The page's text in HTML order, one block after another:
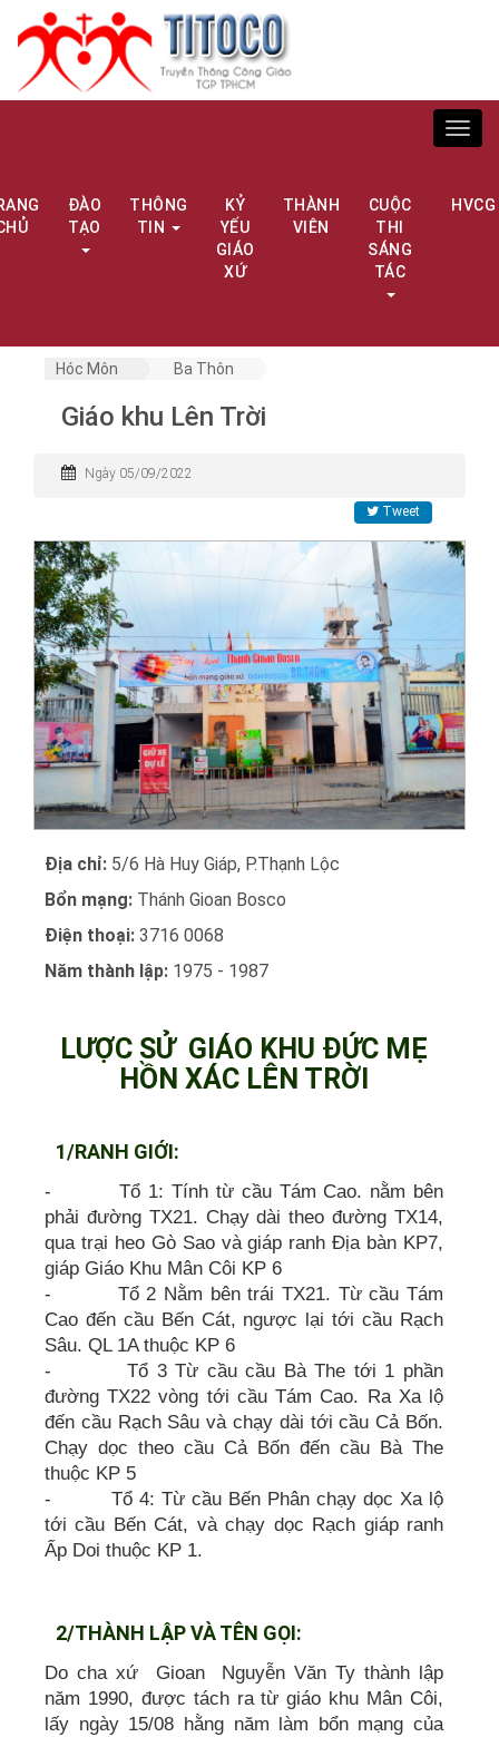
ĐÀO
TẠO
THÔNG
TIN
KỶ
YẾU
GIÁO
XỨ
THÀNH
VIÊN
CUỘC
THI
SÁNG
TÁC
HVCG
Hóc Môn Ba Thôn
Giáo khu Lên Trời
Ngày 05/09/2022
Tweet
Địa chỉ: 5/6 Hà Huy Giáp, P.Thạnh Lộc
Bổn mạng: Thánh Gioan Bosco
Điện thoại: 3716 0068
Năm thành lập: 1975 - 1987
LƯỢC SỬ GIÁO KHU ĐỨC MẸ
HỒN XÁC LÊN TRỜI
1/RANH GIỚI:
- Tổ 1: Tính từ cầu Tám Cao. nằm bên
phải đường TX21. Chạy dài theo đường TX14,
qua trại heo Gò Sao và giáp ranh Địa bàn KP7,
giáp Giáo Khu Mân Côi KP 6
- Tổ 2 Nằm bên trái TX21. Từ cầu Tám
Cao đến cầu Bến Cát, ngược lại tới cầu Rạch
Sâu. QL 1A thuộc KP 6
- Tổ 3 Từ cầu cầu Bà The tới 1 phần
đường TX22 vòng tới cầu Tám Cao. Ra Xa lộ
đến cầu Rạch Sâu và chạy dài tới cầu Cả Bốn.
Chạy dọc theo cầu Cả Bốn đến cầu Bà The
thuộc KP 5
- Tổ 4: Từ cầu Bến Phân chạy dọc Xa lộ
tới cầu Bến Cát, và chạy dọc Rạch giáp ranh
Ấp Doi thuộc KP 1.
2/THÀNH LẬP VÀ TÊN GỌI:
Do cha xứ Gioan Nguyễn Văn Ty thành lập
năm 1990, được tách ra từ giáo khu Mân Côi,
lấy ngày 15/08 hằng năm làm bổn mạng của